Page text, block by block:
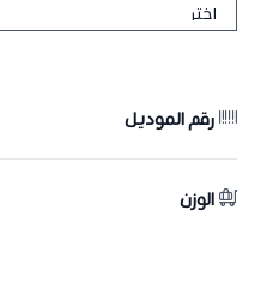
رقم الموديل
الوزن